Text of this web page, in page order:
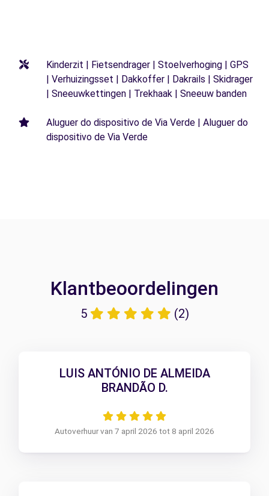
Kinderzit | Fietsendrager | Stoelverhoging | GPS
| Verhuizingsset | Dakkoffer | Dakrails | Skidrager
| Sneeuwkettingen | Trekhaak | Sneeuw banden
Aluguer do dispositivo de Via Verde | Aluguer do
dispositivo de Via Verde
Klantbeoordelingen
5 (2)
LUIS ANTÓNIO DE ALMEIDA
BRANDÃO D.
Autoverhuur van 7 april 2026 tot 8 april 2026